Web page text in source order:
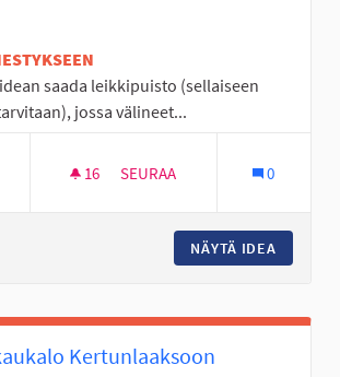
saada leikkipuisto (sellaiseen
jossa välineet...
16 16 SEURAAJAA
SEURAA 0
NÄYTÄ IDEA
Kertunlaaksoon